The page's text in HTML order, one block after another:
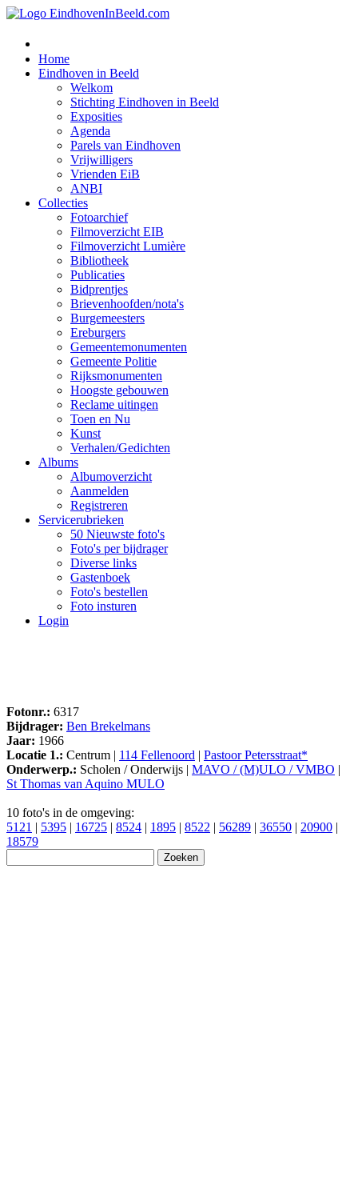
Home
Eindhoven in Beeld
Welkom
Stichting Eindhoven in Beeld
Exposities
Agenda
Parels van Eindhoven
Vrijwilligers
Vrienden EiB
ANBI
Collecties
Fotoarchief
Filmoverzicht EIB
Filmoverzicht Lumière
Bibliotheek
Publicaties
Bidprentjes
Brievenhoofden/nota's
Burgemeesters
Ereburgers
Gemeentemonumenten
Gemeente Politie
Rijksmonumenten
Hoogste gebouwen
Reclame uitingen
Toen en Nu
Kunst
Verhalen/Gedichten
Albums
Albumoverzicht
Aanmelden
Registreren
Servicerubrieken
50 Nieuwste foto's
Foto's per bijdrager
Diverse links
Gastenboek
Foto's bestellen
Foto insturen
Login
Fotonr.: 6317
Bijdrager: Ben Brekelmans
Jaar: 1966
Locatie 1.: Centrum | 114 Fellenoord | Pastoor Petersstraat*
Onderwerp.: Scholen / Onderwijs | MAVO / (M)ULO / VMBO |
St Thomas van Aquino MULO
10 foto's in de omgeving:
5121 | 5395 | 16725 | 8524 | 1895 | 8522 | 56289 | 36550 | 20900 |
18579